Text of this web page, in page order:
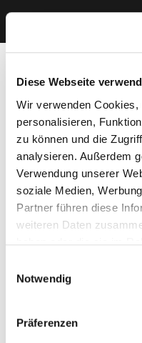
Diese Webseite
Wir verwenden
personalisieren,
zu können und die
analysieren. Außerdem
Verwendung unserer
soziale Medien,
Partner führen diese
weiteren Daten
Cookies, wenn Sie
Notwendig
Präferenzen